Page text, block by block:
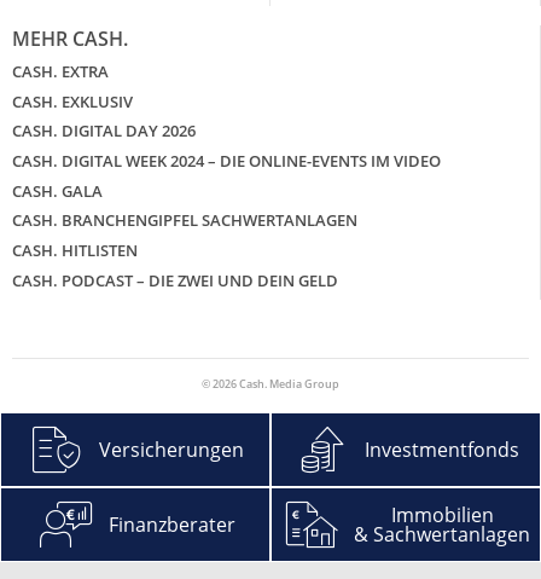
MEHR CASH.
CASH. EXTRA
CASH. EXKLUSIV
CASH. DIGITAL DAY 2026
CASH. DIGITAL WEEK 2024 – DIE ONLINE-EVENTS IM VIDEO
CASH. GALA
CASH. BRANCHENGIPFEL SACHWERTANLAGEN
CASH. HITLISTEN
CASH. PODCAST – DIE ZWEI UND DEIN GELD
© 2026 Cash. Media Group
Versicherungen Investmentfonds
Finanzberater Immobilien
& Sachwertanlagen